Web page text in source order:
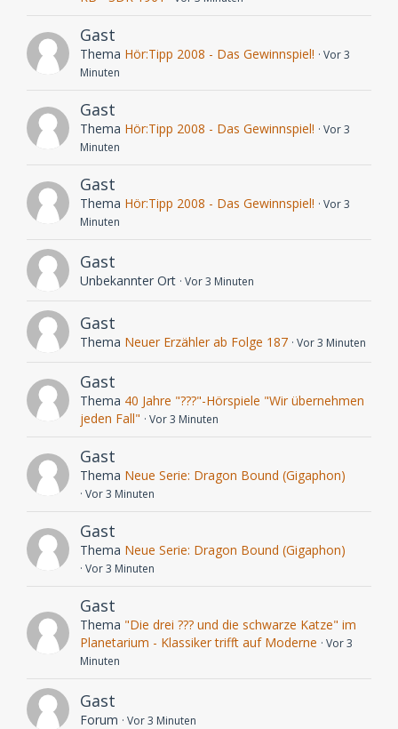
Gast
Thema Hör:Tipp 2008 - Das Gewinnspiel!
Vor 3
Minuten
Gast
Thema Hör:Tipp 2008 - Das Gewinnspiel!
Vor 3
Minuten
Gast
Thema Hör:Tipp 2008 - Das Gewinnspiel!
Vor 3
Minuten
Gast
Unbekannter Ort Vor 3 Minuten
Gast
Thema Neuer Erzähler ab Folge 187 Vor 3 Minuten
Gast
Thema 40 Jahre "???"-Hörspiele "Wir übernehmen
jeden Fall"
Vor 3 Minuten
Gast
Thema Neue Serie: Dragon Bound (Gigaphon)
Vor 3 Minuten
Gast
Thema Neue Serie: Dragon Bound (Gigaphon)
Vor 3 Minuten
Gast
Thema "Die drei ??? und die schwarze Katze" im
Planetarium - Klassiker trifft auf Moderne
Vor 3
Minuten
Gast
Forum Vor 3 Minuten